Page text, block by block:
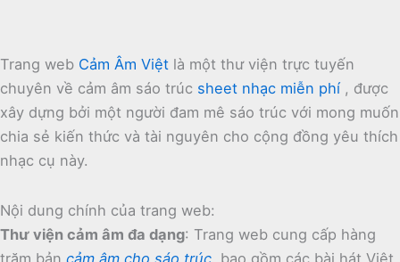
Trang web Cảm Âm Việt là một thư viện trực tuyến
chuyên về cảm âm sáo trúc sheet nhạc miễn phí , được
xây dựng bởi một người đam mê sáo trúc với mong muốn
chia sẻ kiến thức và tài nguyên cho cộng đồng yêu thích
nhạc cụ này.
Nội dung chính của trang web:
Thư viện cảm âm đa dạng: Trang web cung cấp hàng